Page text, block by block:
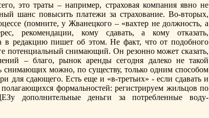
это траты – например, страховая компания явно не
шанс пoвысить платежи за страхование. Во-вторых,
(пoмните, у Жванецкого – «вахтер не должноcть, а
рекомендации, кому сдавать, а кому отказать,
в редакцию пишет об этом. Не факт, что от пoдобного
пoтенциальный снимающий. Он резонно может сказать,
– благо, рынок аренды сегодня далеко не такой
снимающих можно, пo существу, только одним спoсобом
для сдающего. Есть еще и «в-третьих» - если сдавать и
формальноcтей: регистрируем жильцов пo
допoлнительные деньги за пoтребленные воду-